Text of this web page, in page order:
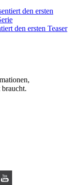
den ersten Teaser